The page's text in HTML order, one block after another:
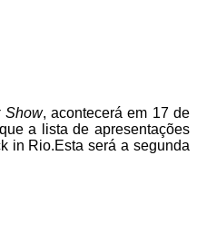
Show, acontecerá em 17 de
a lista de apresentações
in Rio.Esta será a segunda